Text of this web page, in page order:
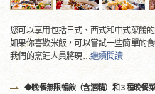
您可以享用包括日式、西式和中式菜餚
如果你喜歡米飯，可以嘗試一些簡單的
我們的烹飪人員將現…繼續閱讀
◆晚餐無限暢飲（含酒精）和 3 種晚餐